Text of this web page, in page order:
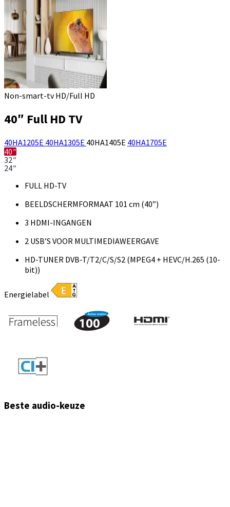
Non-smart-tv HD/Full HD
40″ Full HD TV
40HA1205E 40HA1305E 40HA1405E 40HA1705E
40″
32″
24″
FULL HD-TV
BEELDSCHERMFORMAAT 101 cm (40”)
3 HDMI-INGANGEN
2 USB’S VOOR MULTIMEDIAWEERGAVE
HD-TUNER DVB-T/T2/C/S/S2 (MPEG4 + HEVC/H.265 (10-
bit))
Energielabel
Beste audio-keuze